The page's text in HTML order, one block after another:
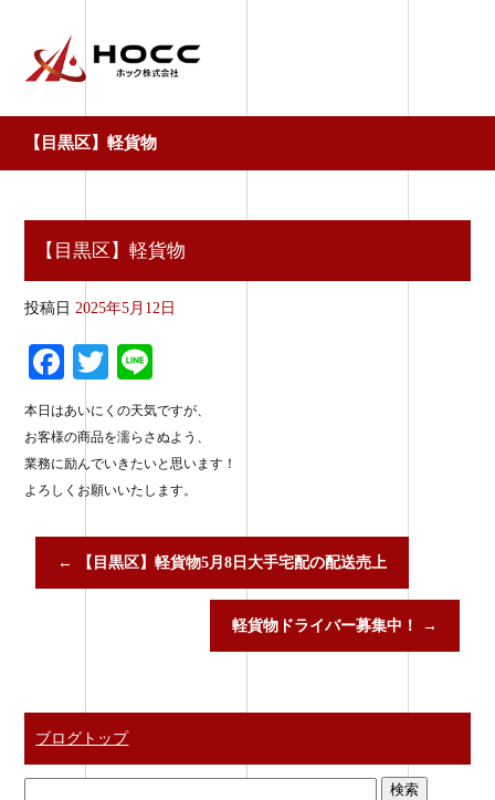
【目黒区】軽貨物
【目黒区】軽貨物
投稿日 2025年5月12日
Fa
ce
bo
ok
T
wi
tte
r
ne
本日はあいにくの天気ですが、
お客様の商品を濡らさぬよう、
業務に励んでいきたいと思います！
よろしくお願いいたします。
← 【目黒区】軽貨物5月8日大手宅配の配送売上
軽貨物ドライバー募集中！ →
ブログトップ